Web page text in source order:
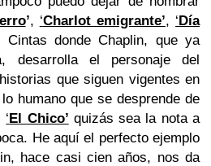
’, ‘Charlot emigrante’, ‘Día
Cintas donde Chaplin, que ya
desarrolla el personaje del
que siguen vigentes en
humano que se desprende de
‘El Chico’ quizás sea la nota a
He aquí el perfecto ejemplo
hace casi cien años, nos da